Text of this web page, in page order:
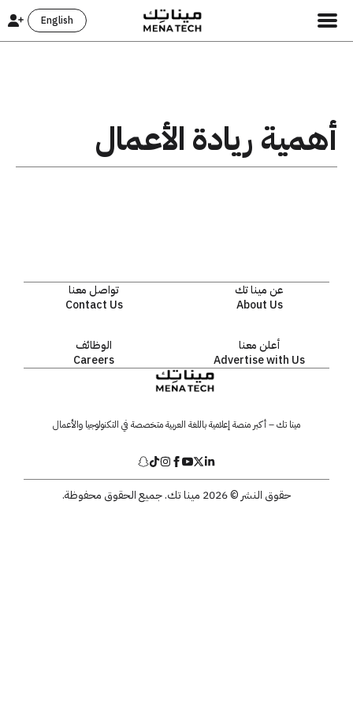
English
أهمية ريادة الأعمال
عن مينا تك
About Us
تواصل معنا
Contact Us
أعلن معنا
Advertise with Us
الوظائف
Careers
مينا تك – أكبر منصة إعلامية باللغة العربية متخصصة في التكنولوجيا والأعمال
حقوق النشر © 2026 مينا تك. جميع الحقوق محفوظة.